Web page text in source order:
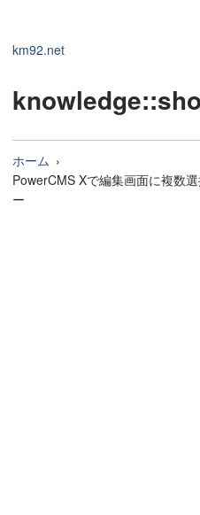
km92.net
knowledge
ホーム
PowerCMS Xで編集画面に複数
ー